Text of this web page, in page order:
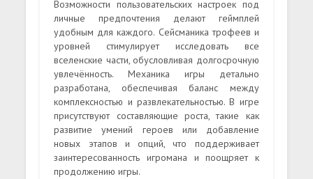
Возможности пользовательских настроек под
личные предпочтения делают геймплей
удобным для каждого. Сейсманика трофеев и
уровней стимулирует исследовать все
вселенские части, обусловливая долгосрочную
увлечённость. Механика игры детально
разработана, обеспечивая баланс между
комплексностью и развлекательностью. В игре
присутствуют составляющие роста, такие как
развитие умений героев или добавление
новых этапов и опций, что поддерживает
заинтересованность игромана и поощряет к
продолжению игры.